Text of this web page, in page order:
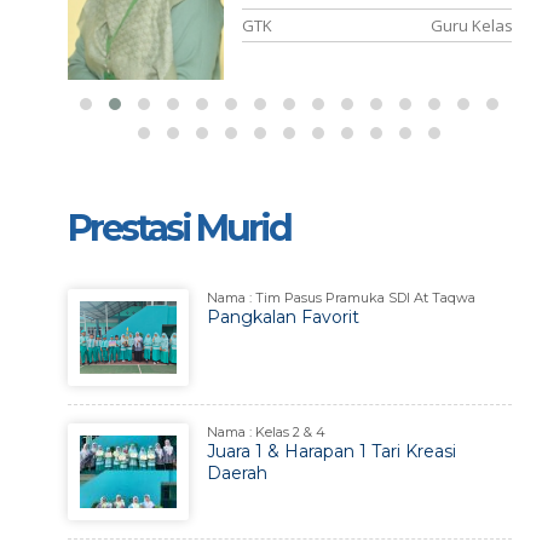
GTK
Guru Kelas
Prestasi Murid
Nama : Tim Pasus Pramuka SDI At Taqwa
Pangkalan Favorit
Nama : Kelas 2 & 4
Juara 1 & Harapan 1 Tari Kreasi
Daerah